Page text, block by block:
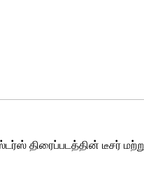
திரைப்படத்தின்